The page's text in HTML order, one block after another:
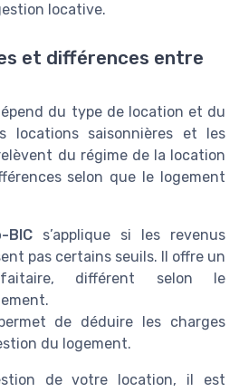
locative.
et différences entre
du type de location et du
locations saisonnières et les
du régime de la location
selon que le logement
BIC s’applique si les revenus
pas certains seuils. Il offre un
différent selon le
de déduire les charges
du logement.
de votre location, il est